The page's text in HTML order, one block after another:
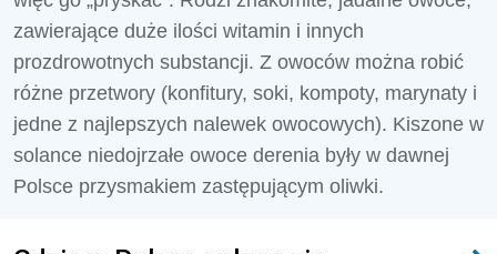
zawierające duże ilości witamin i innych
prozdrowotnych substancji. Z owoców można robić
różne przetwory (konfitury, soki, kompoty, marynaty i
jedne z najlepszych nalewek owocowych). Kiszone w
solance niedojrzałe owoce derenia były w dawnej
Polsce przysmakiem zastępującym oliwki.